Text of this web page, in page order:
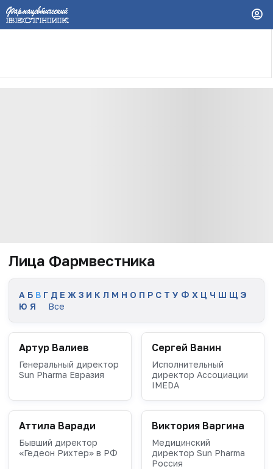
Лица Фармвестника
А Б В Г Д Е Ж З И К Л М Н О П Р С Т У Ф Х Ц Ч Ш Щ Э
Ю Я Все
Артур Валиев
Генеральный директор
Sun Pharma Евразия
Сергей Ванин
Исполнительный
директор Ассоциации
IMEDA
Аттила Варади
Бывший директор
«Гедеон Рихтер» в РФ
Виктория Варгина
Медицинский
директор Sun Pharma
Россия